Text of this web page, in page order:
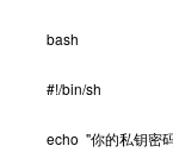
bash
#!/bin/sh
echo "你的私钥密